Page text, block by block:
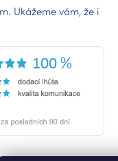
Ukážeme vám, že i